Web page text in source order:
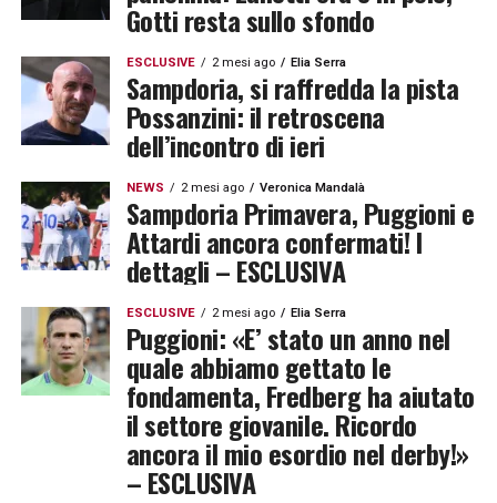
Gotti resta sullo sfondo
ESCLUSIVE 2 mesi ago Elia Serra
Sampdoria, si raffredda la pista
Possanzini: il retroscena
dell’incontro di ieri
NEWS 2 mesi ago Veronica Mandalà
Sampdoria Primavera, Puggioni e
Attardi ancora confermati! I
dettagli – ESCLUSIVA
ESCLUSIVE 2 mesi ago Elia Serra
Puggioni: «E’ stato un anno nel
quale abbiamo gettato le
fondamenta, Fredberg ha aiutato
il settore giovanile. Ricordo
ancora il mio esordio nel derby!»
– ESCLUSIVA